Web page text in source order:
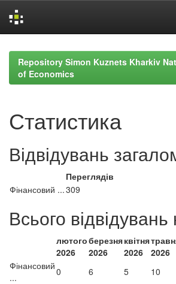
navigationRepository Simon Kuznets Kharkiv
of Economics
Статистика
Відвідувань
Переглядів
Фінансовий ...309
Всього
лютого
2026
березня
2026
квітня
2026
2026
Фінансовий
...
0 6 5 10